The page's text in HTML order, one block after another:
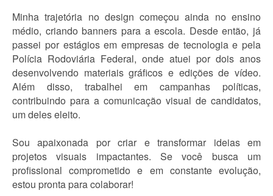
Minha trajetória no design começou ainda no ensino
médio, criando banners para a escola. Desde então, já
passei por estágios em empresas de tecnologia e pela
Polícia Rodoviária Federal, onde atuei por dois anos
desenvolvendo materiais gráficos e edições de vídeo.
Além disso, trabalhei em campanhas políticas,
contribuindo para a comunicação visual de candidatos,
um deles eleito.
Sou apaixonada por criar e transformar ideias em
projetos visuais impactantes. Se você busca um
profissional comprometido e em constante evolução,
estou pronta para colaborar!